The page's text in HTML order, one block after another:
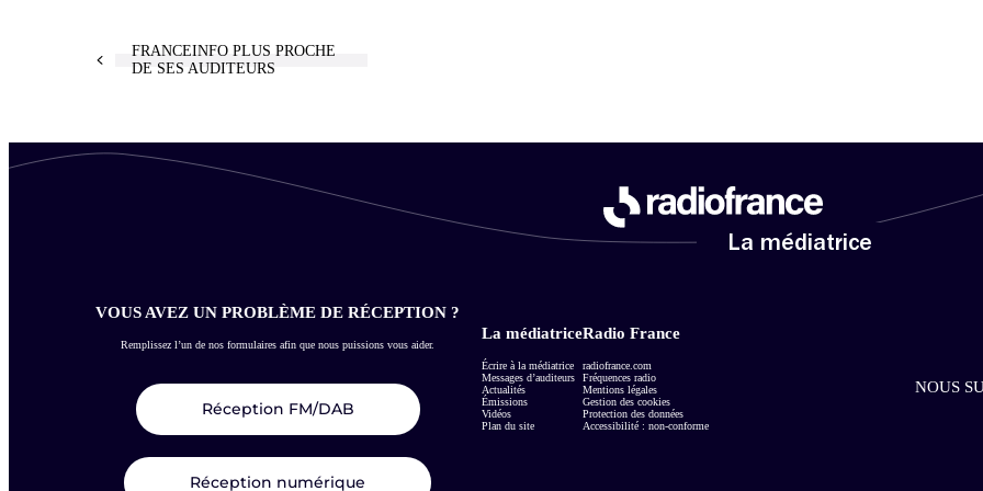
FRANCEINFO PLUS PROCHE
DE SES AUDITEURS
La médiatrice
VOUS AVEZ UN PROBLÈME DE RÉCEPTION ?
Remplissez l’un de nos formulaires afin que nous puissions vous aider.
Réception FM/DAB
Réception numérique
La médiatrice
Écrire à la médiatrice
Messages d’auditeurs
Actualités
Émissions
Vidéos
Plan du site
Radio France
radiofrance.com
Fréquences radio
Mentions légales
Gestion des cookies
Protection des données
Accessibilité : non-conforme
NOUS